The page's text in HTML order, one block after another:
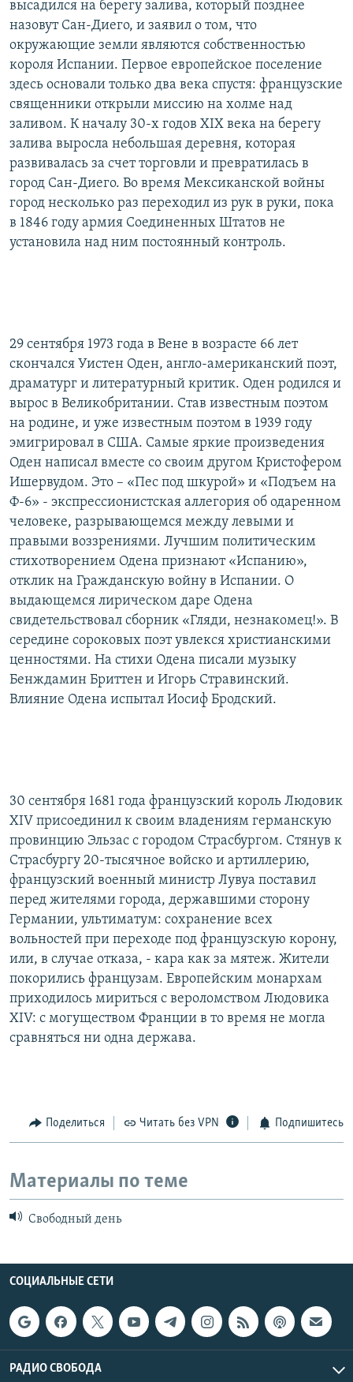
высадился на берегу залива, который позднее
назовут Сан-Диего, и заявил о том, что
окружающие земли являются собственностью
короля Испании. Первое европейское поселение
здесь основали только два века спустя: французские
священники открыли миссию на холме над
заливом. К началу 30-х годов XIX века на берегу
залива выросла небольшая деревня, которая
развивалась за счет торговли и превратилась в
город Сан-Диего. Во время Мексиканской войны
город несколько раз переходил из рук в руки, пока
в 1846 году армия Соединенных Штатов не
установила над ним постоянный контроль.
29 сентября 1973 года в Вене в возрасте 66 лет
скончался Уистен Оден, англо-американский поэт,
драматург и литературный критик. Оден родился и
вырос в Великобритании. Став известным поэтом
на родине, и уже известным поэтом в 1939 году
эмигрировал в США. Самые яркие произведения
Оден написал вместе со своим другом Кристофером
Ишервудом. Это – «Пес под шкурой» и «Подъем на
Ф-6» - экспрессионистская аллегория об одаренном
человеке, разрывающемся между левыми и
правыми воззрениями. Лучшим политическим
стихотворением Одена признают «Испанию»,
отклик на Гражданскую войну в Испании. О
выдающемся лирическом даре Одена
свидетельствовал сборник «Гляди, незнакомец!». В
середине сороковых поэт увлекся христианскими
ценностями. На стихи Одена писали музыку
Бенждамин Бриттен и Игорь Стравинский.
Влияние Одена испытал Иосиф Бродский.
30 сентября 1681 года французский король Людовик
XIV присоединил к своим владениям германскую
провинцию Эльзас с городом Страсбургом. Стянув к
Страсбургу 20-тысячное войско и артиллерию,
французский военный министр Лувуа поставил
перед жителями города, державшими сторону
Германии, ультиматум: сохранение всех
вольностей при переходе под французскую корону,
или, в случае отказа, - кара как за мятеж. Жители
покорились французам. Европейским монархам
приходилось мириться с вероломством Людовика
XIV: с могуществом Франции в то время не могла
сравняться ни одна держава.
Поделиться Читать без VPN Подпишитесь
Материалы по теме
Свободный день
СОЦИАЛЬНЫЕ СЕТИ
РАДИО СВОБОДА